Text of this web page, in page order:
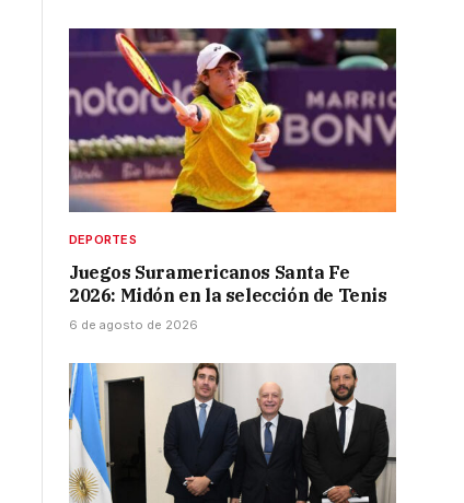
DEPORTES
Juegos Suramericanos Santa Fe
2026: Midón en la selección de Tenis
6 de agosto de 2026